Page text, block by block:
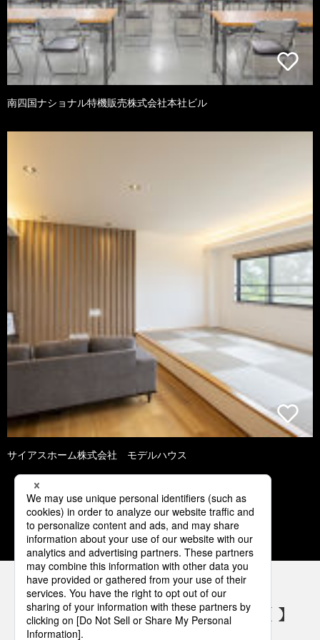
南四国ナショナル特機販売株式会社本社ビル
サイアスホーム株式会社 モデルハウス
1 2 3 4 5
パナソニックの電気設備 SNSアカウント